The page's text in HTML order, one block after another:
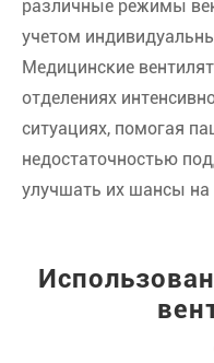
различные режимы
учетом
Медицинские
отделениях
ситуациях, помогая
недостаточностью
улучшать их шансы